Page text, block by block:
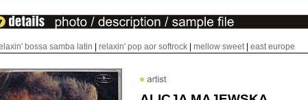
bossa samba latin relaxin' pop aor softrock mellow sweet| east europe